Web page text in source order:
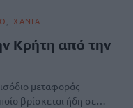
ΧΑΝΙΑ
Κρήτη από την
μεταφοράς
βρίσκεται ήδη σε…